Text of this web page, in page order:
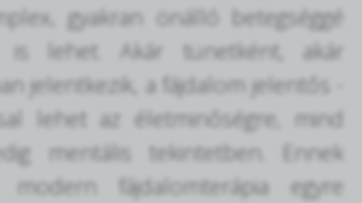
gyakran önálló betegséggé
is lehet. Akár tünetként, akár
jelentkezik, a fájdalom jelentős -
lehet az életminőségre, mind
mentális tekintetben. Ennek
fájdalomterápia egyre